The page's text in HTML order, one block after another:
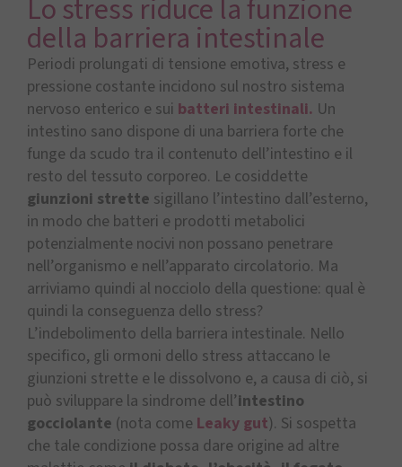
Lo stress riduce la funzione
della barriera intestinale
Periodi prolungati di tensione emotiva, stress e
pressione costante incidono sul nostro sistema
nervoso enterico e sui batteri intestinali. Un
intestino sano dispone di una barriera forte che
funge da scudo tra il contenuto dell’intestino e il
resto del tessuto corporeo. Le cosiddette
giunzioni strette sigillano l’intestino dall’esterno,
in modo che batteri e prodotti metabolici
potenzialmente nocivi non possano penetrare
nell’organismo e nell’apparato circolatorio. Ma
arriviamo quindi al nocciolo della questione: qual è
quindi la conseguenza dello stress?
L’indebolimento della barriera intestinale. Nello
specifico, gli ormoni dello stress attaccano le
giunzioni strette e le dissolvono e, a causa di ciò, si
può sviluppare la sindrome dell’intestino
gocciolante (nota come Leaky gut). Si sospetta
che tale condizione possa dare origine ad altre